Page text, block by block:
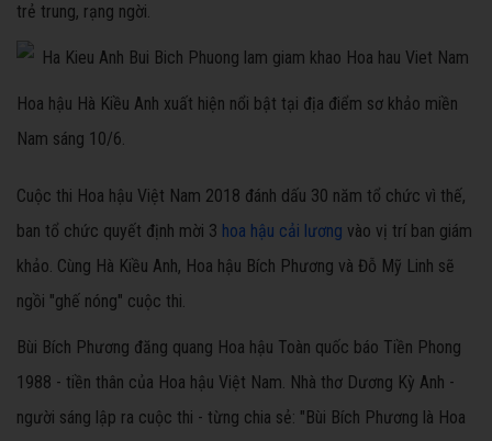
trẻ trung, rạng ngời.
Hoa hậu Hà Kiều Anh xuất hiện nổi bật tại địa điểm sơ khảo miền
Nam sáng 10/6.
Cuộc thi Hoa hậu Việt Nam 2018 đánh dấu 30 năm tổ chức vì thế,
ban tổ chức quyết định mời 3 hoa hậu cải lương vào vị trí ban giám
khảo. Cùng Hà Kiều Anh, Hoa hậu Bích Phương và Đỗ Mỹ Linh sẽ
ngồi "ghế nóng" cuộc thi.
Bùi Bích Phương đăng quang Hoa hậu Toàn quốc báo Tiền Phong
1988 - tiền thân của Hoa hậu Việt Nam. Nhà thơ Dương Kỳ Anh -
người sáng lập ra cuộc thi - từng chia sẻ: "Bùi Bích Phương là Hoa